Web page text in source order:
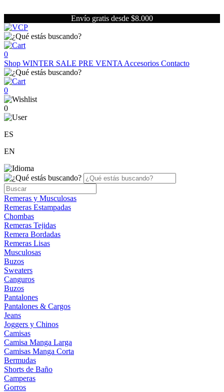
Envío gratis desde $8.000
0
Shop WINTER SALE PRE VENTA Accesorios Contacto
0
0
ES
EN
Remeras y Musculosas
Remeras Estampadas
Chombas
Remeras Tejidas
Remera Bordadas
Remeras Lisas
Musculosas
Buzos
Sweaters
Canguros
Buzos
Pantalones
Pantalones & Cargos
Jeans
Joggers y Chinos
Camisas
Camisa Manga Larga
Camisas Manga Corta
Bermudas
Shorts de Baño
Camperas
Gorros